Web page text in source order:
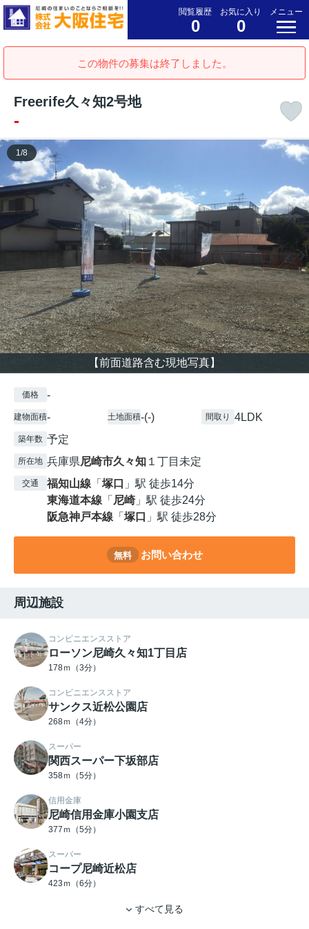
閲覧履歴
0
お気に入り
0
メニュー
この物件の募集は終了しました。
Freerife久々知2号地
-
【前面道路含む現地写真】
1/8
価格 -
建物面積- 土地面積-(-) 間取り 4LDK
築年数 予定
所在地 兵庫県尼崎市久々知 １丁目未定
交通 福知山線 「 塚口 」駅 徒歩14分
東海道本線 「 尼崎」駅 徒歩24分
阪急神戸本線 「 塚口 」駅 徒歩28分
無料 お問い合わせ
周辺施設
コンビニエンスストア
ローソン尼崎久々知1丁目店
178ｍ（3分）
コンビニエンスストア
サンクス近松公園店
268ｍ（4分）
スーパー
関西スーパー下坂部店
358ｍ（5分）
信用金庫
尼崎信用金庫小園支店
377ｍ（5分）
スーパー
コープ尼崎近松店
423ｍ（6分）
すべて見る